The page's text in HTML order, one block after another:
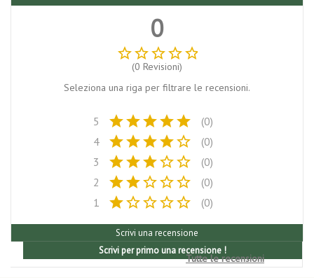
0
star_borderstar_borderstar_borderstar_borderstar_border
(0 Revisioni)
Seleziona una riga per filtrare le recensioni.
5 starstarstarstarstar
(0)
4
starstarstarstarstar_border
(0)
3
starstarstarstar_borderstar_border
(0)
2
starstarstar_borderstar_borderstar_border
(0)
1
starstar_borderstar_borderstar_borderstar_border (0)
Scrivi una recensione
Tutte le recensioni
Scrivi per primo una recensione !